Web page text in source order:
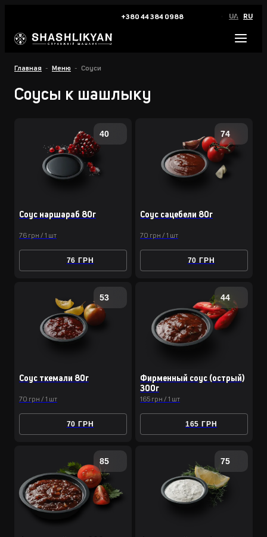
+380 44 384 0988 UA RU
Главная Меню Соуси
Соусы к шашлыку
40
Соус наршараб 80г
76 грн / 1 шт
76 ГРН
74
Соус сацебели 80г
70 грн / 1 шт
70 ГРН
53
Соус ткемали 80г
70 грн / 1 шт
70 ГРН
44
Фирменный соус (острый)
300г
165 грн / 1 шт
165 ГРН
85 75